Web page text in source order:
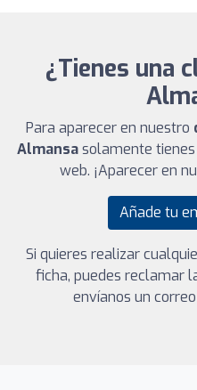
¿Tienes una
Para aparecer en nuestro
Almansasolamente tienes
web. ¡Aparecer en
Añade tu
Si quieres realizar
ficha, puedes reclamar
envíanos un